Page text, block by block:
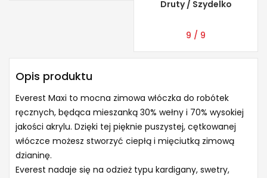
Druty / Szydelko
9 / 9
Opis produktu
Everest Maxi to mocna zimowa włóczka do robótek
ręcznych, będąca mieszanką 30% wełny i 70% wysokiej
jakości akrylu. Dzięki tej pięknie puszystej, cętkowanej
włóczce możesz stworzyć ciepłą i mięciutką zimową
dzianinę.
Everest nadaje się na odzież typu kardigany, swetry,